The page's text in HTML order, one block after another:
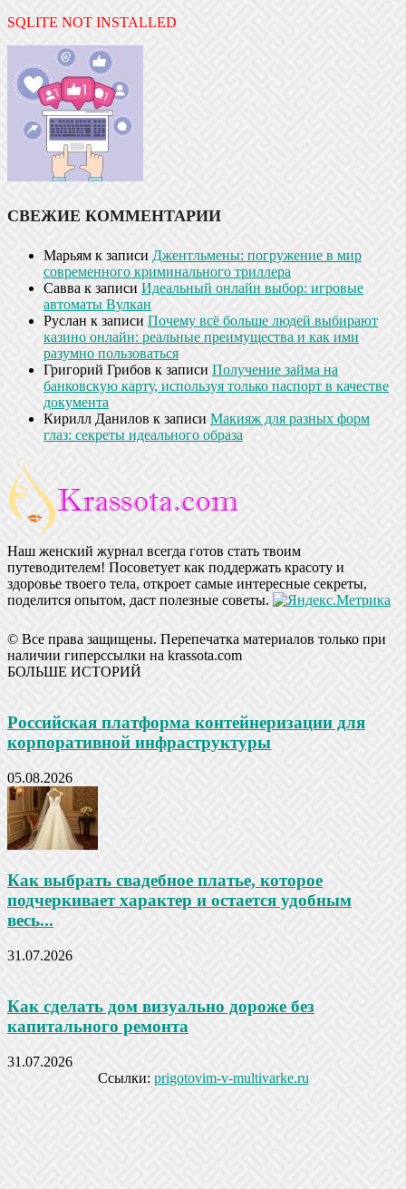
SQLITE NOT INSTALLED
СВЕЖИЕ КОММЕНТАРИИ
Марьям к записи Джентльмены: погружение в мир
современного криминального триллера
Савва к записи Идеальный онлайн выбор: игровые
автоматы Вулкан
Руслан к записи Почему всё больше людей выбирают
казино онлайн: реальные преимущества и как ими
разумно пользоваться
Григорий Грибов к записи Получение займа на
банковскую карту, используя только паспорт в качестве
документа
Кирилл Данилов к записи Макияж для разных форм
глаз: секреты идеального образа
Наш женский журнал всегда готов стать твоим
путеводителем! Посоветует как поддержать красоту и
здоровье твоего тела, откроет самые интересные секреты,
поделится опытом, даст полезные советы.
© Все права защищены. Перепечатка материалов только при
наличии гиперссылки на krassota.com
БОЛЬШЕ ИСТОРИЙ
Российская платформа контейнеризации для
корпоративной инфраструктуры
05.08.2026
Как выбрать свадебное платье, которое
подчеркивает характер и остается удобным
весь...
31.07.2026
Как сделать дом визуально дороже без
капитального ремонта
31.07.2026
Ссылки: prigotovim-v-multivarke.ru